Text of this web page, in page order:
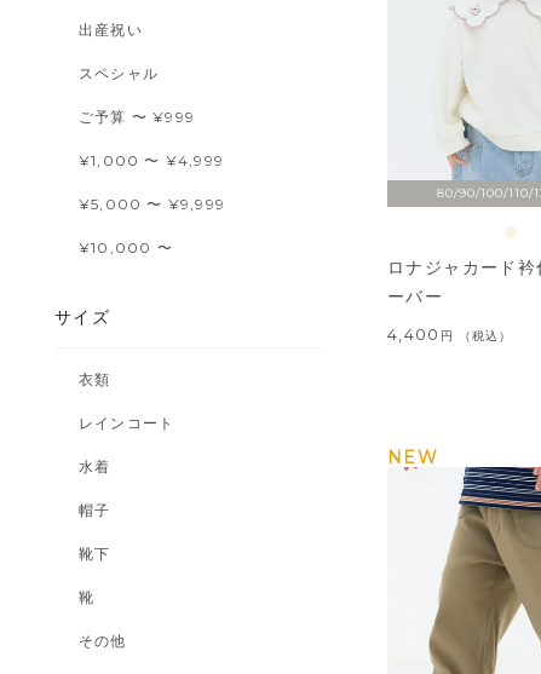
出産祝い
スペシャル
ご予算 〜 ¥999
¥1,000 〜 ¥4,999
¥5,000 〜 ¥9,999
¥10,000 〜
サイズ
衣類
レインコート
水着
帽子
靴下
靴
その他
80/90/100/110/
ロナジャカード
ーバー
4,400 税込
NEW